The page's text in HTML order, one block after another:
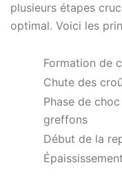
plusieurs étapes
optimal. Voici les
Formation de
Chute des
Phase de
greffons
Début de la